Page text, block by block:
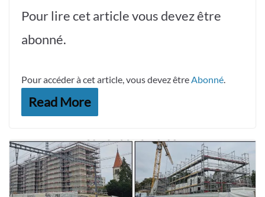
Pour lire cet article vous devez être
abonné.
Pour accéder à cet article, vous devez être Abonné
Read More